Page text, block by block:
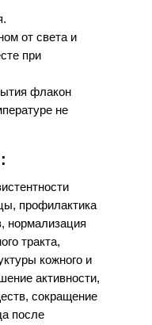
от света и
при
флакон
не
профилактика
нормализация
тракта,
кожного и
активности,
сокращение
после